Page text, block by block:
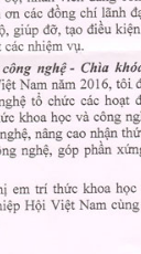
(1945 -